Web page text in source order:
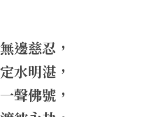
無邊慈忍，
定水明湛，
一聲佛號，